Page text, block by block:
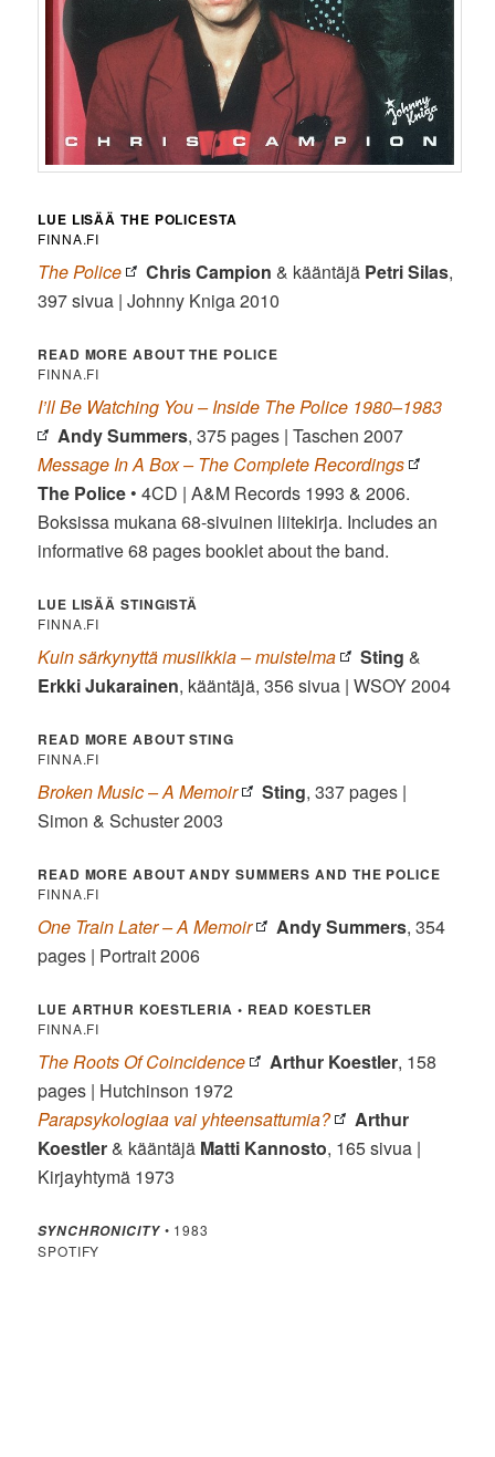
LUE LISÄÄ THE POLICESTA
FINNA.FI
The Police Chris Campion & kääntäjä PetriSilas,
397 sivua | Johnny Kniga 2010
READ MORE ABOUT THE POLICE
FINNA.FI
I’ll Be Watching You – Inside The Police 1980–1983
Andy Summers, 375 pages | Taschen 2007
Message In A Box – The Complete Recordings
The Police • 4CD | A&M Records 1993 & 2006.
Boksissa mukana 68-sivuinen liitekirja. Includes an
informative 68 pages booklet about the band.
LUE LISÄÄ STINGISTÄ
FINNA.FI
Kuin särkynyttä musiikkia – muistelma Sting &
ErkkiJukarainen, kääntäjä, 356 sivua | WSOY 2004
READ MORE ABOUT STING
FINNA.FI
Broken Music – A Memoir Sting, 337 pages |
Simon & Schuster 2003
READ MORE ABOUT ANDY SUMMERS AND THE POLICE
FINNA.FI
One Train Later – A Memoir Andy Summers, 354
pages | Portrait 2006
LUE ARTHUR KOESTLERIA • READ KOESTLER
FINNA.FI
The Roots Of Coincidence Arthur Koestler, 158
pages | Hutchinson 1972
Parapsykologiaa vai yhteensattumia?
Arthur
Koestler& kääntäjä Matti Kannosto, 165 sivua |
Kirjayhtymä 1973
SYNCHRONICITY• 1983
SPOTIFY